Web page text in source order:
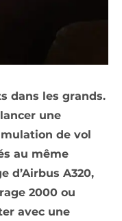
dans les grands.
une
de vol
au même
d’Airbus A320,
2000 ou
avec une